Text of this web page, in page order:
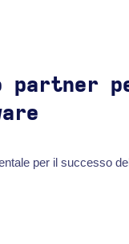
partner
per il successo